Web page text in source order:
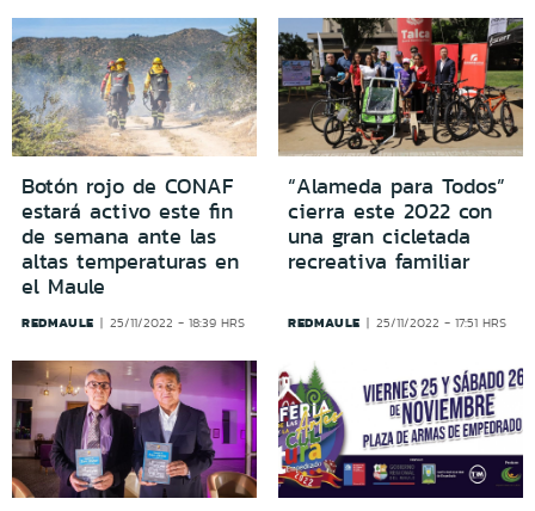
Botón rojo de CONAF
estará activo este fin
de semana ante las
altas temperaturas en
el Maule
REDMAULE 25/11/2022 - 18:39 HRS
“Alameda para Todos”
cierra este 2022 con
una gran cicletada
recreativa familiar
REDMAULE 25/11/2022 - 17:51 HRS